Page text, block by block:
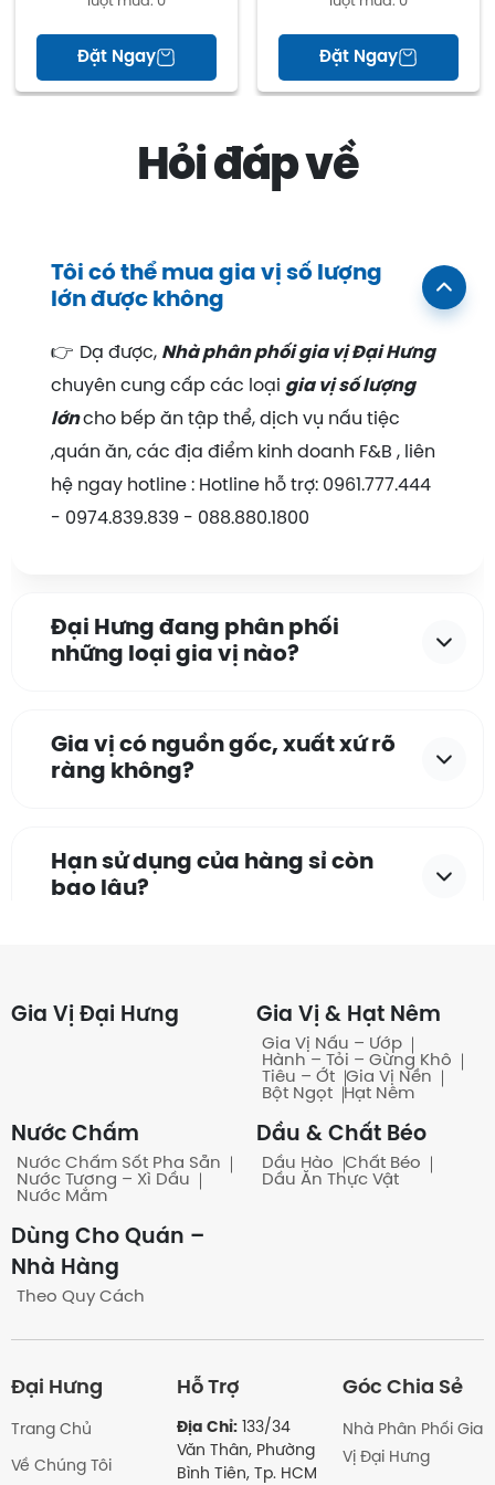
vị chế biến thức ăn, nước chấm ...
CAM KẾT:
Hoàn tiền 100% nếu sản phẩm không giống
CSKH 24/7 qua hotline và tin nhắn
Đơn hàng luôn được kiểm tra cẩn thận trước
Sản phẩm đảm bảo an toàn vệ sinh thực
phẩm và không chất gây ung thư
bộ 03 sản phẩm nước chấm Đại Hưng để nhận
nhiều ưu đãi khủng!
Chúng tôi luôn nỗ lực để cung cấp các sản
phẩm, dịch vụ mang đến trải nghiệm tốt nhất
cho Quý khách hàng. Xin chân thành cảm ơn
Quý khách đã đồng hành và tin tưởng
Đặt Ngay Đặt Ngay
Hỏi đáp về
Tôi có thể mua gia vị số lượng
lớn được không
👉 Dạ được, Nhà phân phối gia vị Đại Hưng
chuyên cung cấp các loại gia vị số lượng
lớncho bếp ăn tập thể, dịch vụ nấu tiệc
,quán ăn, các địa điểm kinh doanh F&B , liên
hệ ngay hotline : Hotline hỗ trợ: 0961.777.444
- 0974.839.839 - 088.880.1800
Đại Hưng đang phân phối
những loại gia vị nào?
Gia vị có nguồn gốc, xuất xứ rõ
ràng không?
Hạn sử dụng của hàng sỉ còn
bao lâu?
nào?
Có bán theo bao/ thùng
không?
không?
Gia Vị Đại Hưng Gia Vị & Hạt Nêm
Gia Vị Nấu – Ướp
Hành – Tỏi – Gừng Khô
Tiêu – Ớt
Gia Vị Nền
Bột Ngọt
Hạt Nêm
Nước Chấm
Nước Chấm Sốt Pha Sẵn
Nước Tương – Xì Dầu
Nước Mắm
Dầu & Chất Béo
Dầu Hào
Chất Béo
Dầu Ăn Thực Vật
Dùng Cho Quán –
Nhà Hàng
Theo Quy Cách
Đại Hưng
Trang Chủ
Về Chúng Tôi
Hỗ Trợ
Địa Chỉ:133/34
Văn Thân, Phường
Bình Tiên, Tp. HCM
Góc Chia Sẻ
Nhà Phân Phối Gia
Vị Đại Hưng